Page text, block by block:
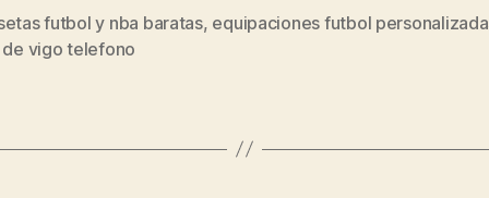
futbol y nba baratas, equipaciones futbol
vigo telefono